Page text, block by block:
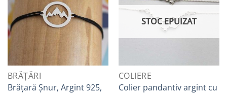
la
Favorite
BRĂȚĂRI
Brățară Șnur, Argint 925,
la
Favorite
STOC EPUIZAT
COLIERE
Colier pandantiv argint cu